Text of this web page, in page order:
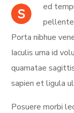
S
ed
Porta nibhue
Iaculis urna id
quamatae
sapien et ligula
Posuere morbi